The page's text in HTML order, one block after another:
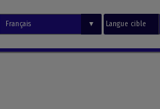
Langue cible